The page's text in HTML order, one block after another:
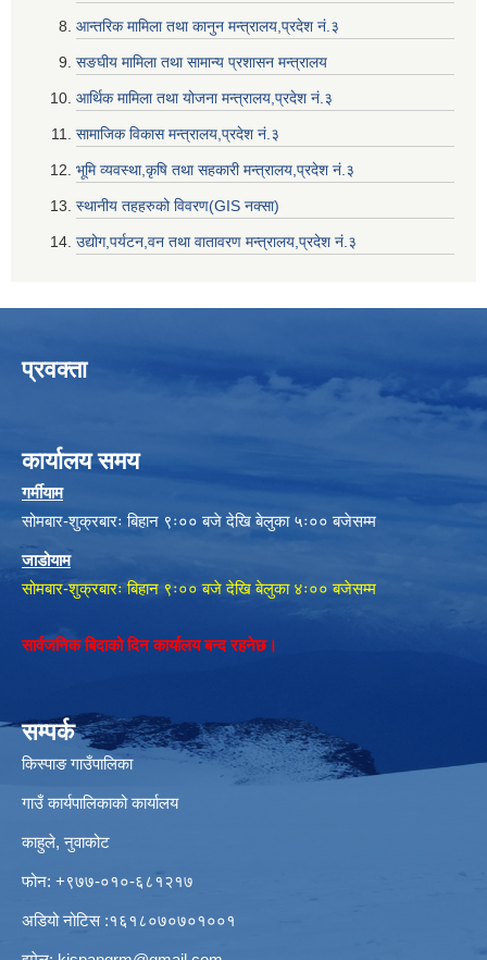
आन्तरिक मामिला तथा कानुन मन्त्रालय,प्रदेश नं‌‍‌‍.३
सङघीय मामिला तथा सामान्य प्रशासन मन्त्रालय
आर्थिक मामिला तथा योजना मन्त्रालय,प्रदेश नं‌‍‌‍.३
सामाजिक विकास मन्त्रालय,प्रदेश नं‌‍‌‍.३
भूमि व्यवस्था,कृषि तथा सहकारी मन्त्रालय,प्रदेश नं‌‍‌‍.३
स्थानीय तहहरुको विवरण(GIS नक्सा)
उद्योग,पर्यटन,वन तथा वातावरण मन्त्रालय,प्रदेश नं‌‍‌‍.३
प्रवक्ता
कार्यालय समय
गर्मीयाम
सोमबार-शुक्रबारः बिहान ९ः०० बजे देखि बेलुका ५ः०० बजेसम्म
जाडोयाम
सोमबार-शुक्रबारः बिहान ९ः०० बजे देखि बेलुका ४ः०० बजेसम्म
सार्वजनिक बिदाको दिन कार्यालय बन्द रहनेछ।
सम्पर्क
किस्पाङ गाउँपालिका
गाउँ कार्यपालिकाको कार्यालय
काहुले‍‍, नुवाकोट
फोन: ‌+९७७-०१०-६८१२१७
अडियो नोटिस ‌‍:१६१८०७०७०१००१